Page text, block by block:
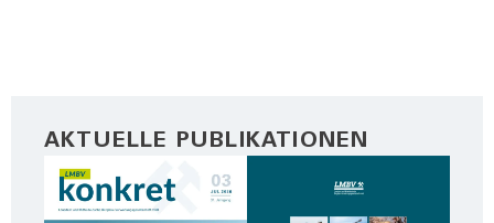
AKTUELLE PUBLIKATIONEN